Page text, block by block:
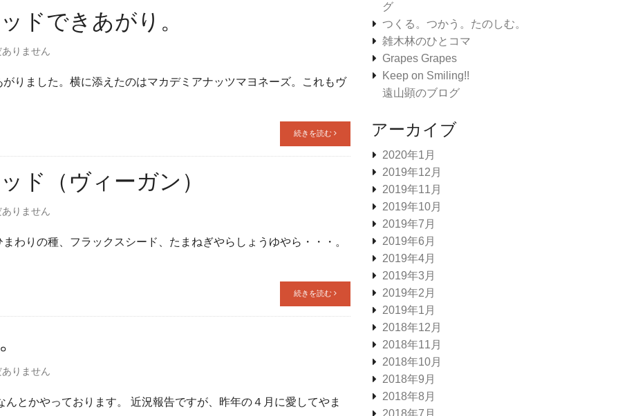
ドできあがり。
りません
りました。横に添えたのはマカデミアナッツマヨネーズ。これもヴ
続きを読む
ド（ヴィーガン）
りません
わりの種、フラックスシード、たまねぎやらしょうゆやら・・・。
続きを読む
りません
とかやっております。 近況報告ですが、昨年の４月に愛してやま
グ
つくる。つかう。たのしむ。
雑木林のひとコマ
Grapes Grapes
Keep on Smiling!!
遠山顕のブログ
アーカイブ
2020年1月
2019年12月
2019年11月
2019年10月
2019年7月
2019年6月
2019年4月
2019年3月
2019年2月
2019年1月
2018年12月
2018年11月
2018年10月
2018年9月
2018年8月